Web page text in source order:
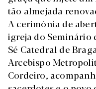
tão almejada
A cerimónia de
igreja do Seminário
Sé Catedral de
Arcebispo
Cordeiro,